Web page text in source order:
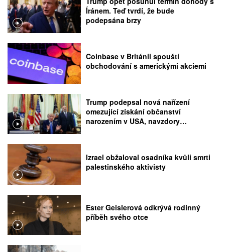
Íránem. Teď tvrdí, že bude
podepsána brzy
Coinbase v Británii spouští
obchodování s americkými akciemi
Trump podepsal nová nařízení
omezující získání občanství
narozením v USA, navzdory
Izrael obžaloval osadníka kvůli smrti
palestinského aktivisty
Ester Geislerová odkrývá rodinný
příběh svého otce